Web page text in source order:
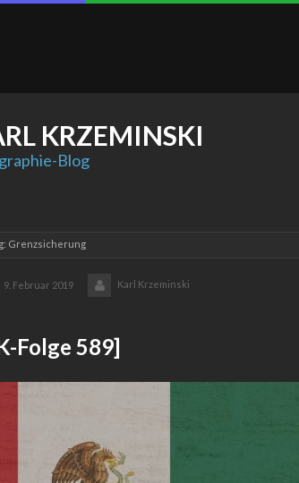
KRZEMINSKI
Blog
Grenzsicherung
9. Februar 2019 Karl Krzeminski
Folge 589]